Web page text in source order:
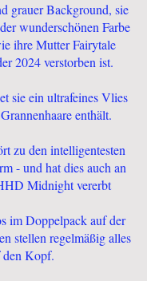
grauer Background, sie
wunderschönen Farbe
ihre Mutter Fairytale
2024 verstorben ist.
sie ein ultrafeines Vlies
enthält.
zu den intelligentesten
- und hat dies auch an
Midnight vererbt
im Doppelpack auf der
stellen regelmäßig alles
den Kopf.